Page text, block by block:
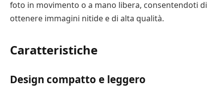
foto in movimento o a mano libera, consentendoti di
ottenere immagini nitide e di alta qualità.
Caratteristiche
Design compatto e leggero